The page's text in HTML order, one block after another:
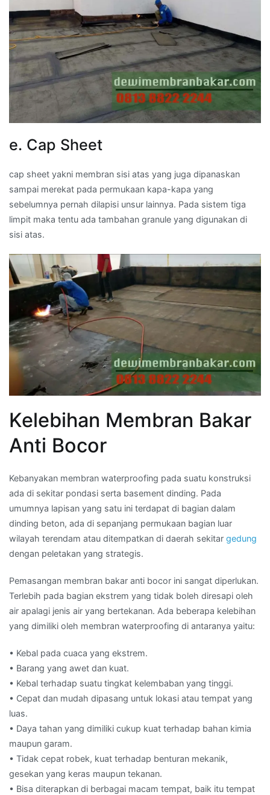
e. Cap Sheet
cap sheet yakni membran sisi atas yang juga dipanaskan
sampai merekat pada permukaan kapa-kapa yang
sebelumnya pernah dilapisi unsur lainnya. Pada sistem tiga
limpit maka tentu ada tambahan granule yang digunakan di
sisi atas.
Kelebihan Membran Bakar
Anti Bocor
Kebanyakan membran waterproofing pada suatu konstruksi
ada di sekitar pondasi serta basement dinding. Pada
umumnya lapisan yang satu ini terdapat di bagian dalam
dinding beton, ada di sepanjang permukaan bagian luar
wilayah terendam atau ditempatkan di daerah sekitar gedung
dengan peletakan yang strategis.
Pemasangan membran bakar anti bocor ini sangat diperlukan.
Terlebih pada bagian ekstrem yang tidak boleh diresapi oleh
air apalagi jenis air yang bertekanan. Ada beberapa kelebihan
yang dimiliki oleh membran waterproofing di antaranya yaitu:
• Kebal pada cuaca yang ekstrem.
• Barang yang awet dan kuat.
• Kebal terhadap suatu tingkat kelembaban yang tinggi.
• Cepat dan mudah dipasang untuk lokasi atau tempat yang
luas.
• Daya tahan yang dimiliki cukup kuat terhadap bahan kimia
maupun garam.
• Tidak cepat robek, kuat terhadap benturan mekanik,
gesekan yang keras maupun tekanan.
• Bisa diterapkan di berbagai macam tempat, baik itu tempat